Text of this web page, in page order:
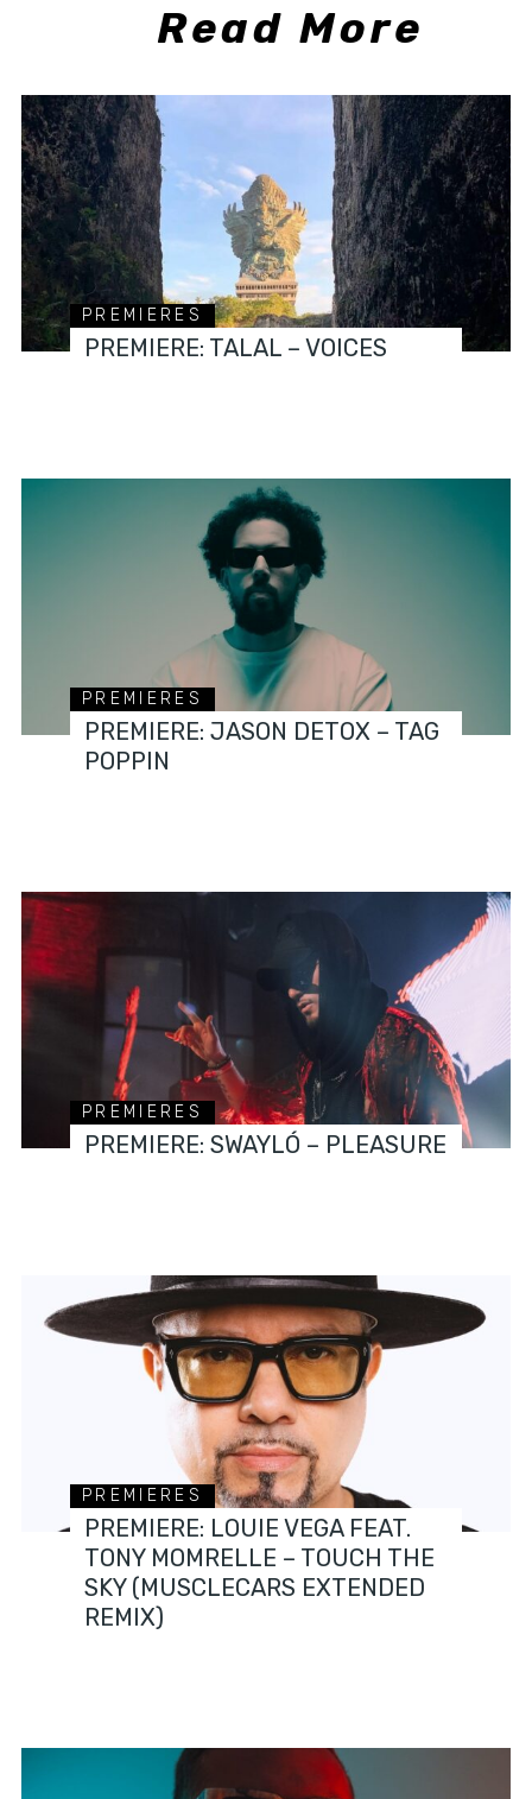
Read More
PREMIERES
PREMIERE: TALAL – VOICES
PREMIERES
PREMIERE: JASON DETOX – TAG
POPPIN
PREMIERES
PREMIERE: SWAYLÓ – PLEASURE
PREMIERES
PREMIERE: LOUIE VEGA FEAT.
TONY MOMRELLE – TOUCH THE
SKY (MUSCLECARS EXTENDED
REMIX)